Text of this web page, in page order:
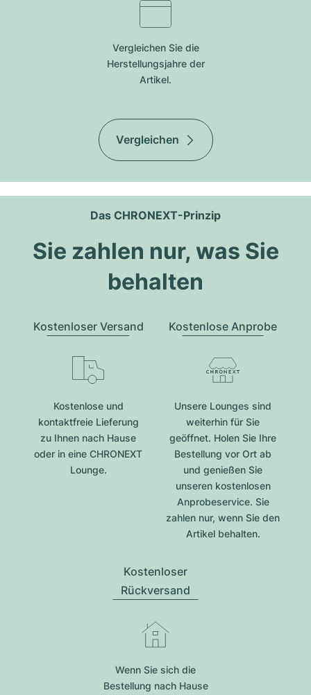
Vergleichen Sie die
Herstellungsjahre der
Artikel.
Vergleichen
Das CHRONEXT-Prinzip
Sie zahlen nur, was Sie
behalten
Kostenloser Versand
Kostenlose und
kontaktfreie Lieferung
zu Ihnen nach Hause
oder in eine CHRONEXT
Lounge.
Kostenlose Anprobe
Unsere Lounges sind
weiterhin für Sie
geöffnet. Holen Sie Ihre
Bestellung vor Ort ab
und genießen Sie
unseren kostenlosen
Anprobeservice. Sie
zahlen nur, wenn Sie den
Artikel behalten.
Kostenloser
Rückversand
Wenn Sie sich die
Bestellung nach Hause